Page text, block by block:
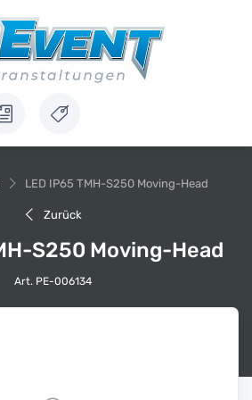
LED IP65 TMH-S250 Moving-Head
Zurück
S250 Moving-Head
Art. PE-006134